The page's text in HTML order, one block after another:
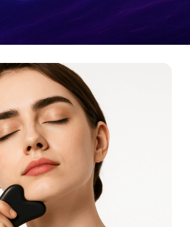
Boutique
כלי תדר לריפוי, אסתטיקה ואיזון
אל החומר מתחיל כאן.
לכניסה לבוטיק